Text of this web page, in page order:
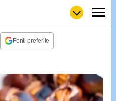
LOLGULP
LOVENEWS
STORIE
Fonti preferite